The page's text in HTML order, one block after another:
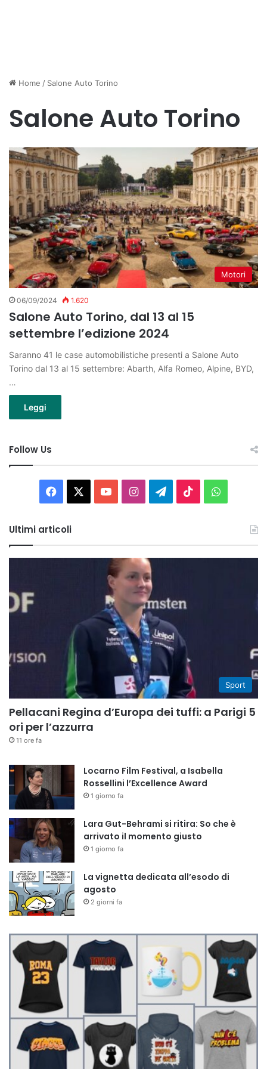
Home / Salone Auto Torino
Salone Auto Torino
Motori
06/09/2024 1.620
Salone Auto Torino, dal 13 al 15
settembre l’edizione 2024
Saranno 41 le case automobilistiche presenti a Salone Auto
Torino dal 13 al 15 settembre: Abarth, Alfa Romeo, Alpine, BYD,
…
Leggi
Follow Us
Facebook You InstagramTelegram
TikTok
Ultimi articoli
Sport
Pellacani Regina d’Europa dei tuffi: a Parigi 5
ori per l’azzurra
11 ore fa
Locarno Film Festival, a Isabella
Rossellini l’Excellence Award
1 giorno fa
Lara Gut-Behrami si ritira: So che è
arrivato il momento giusto
1 giorno fa
La vignetta dedicata all’esodo di
agosto
2 giorni fa